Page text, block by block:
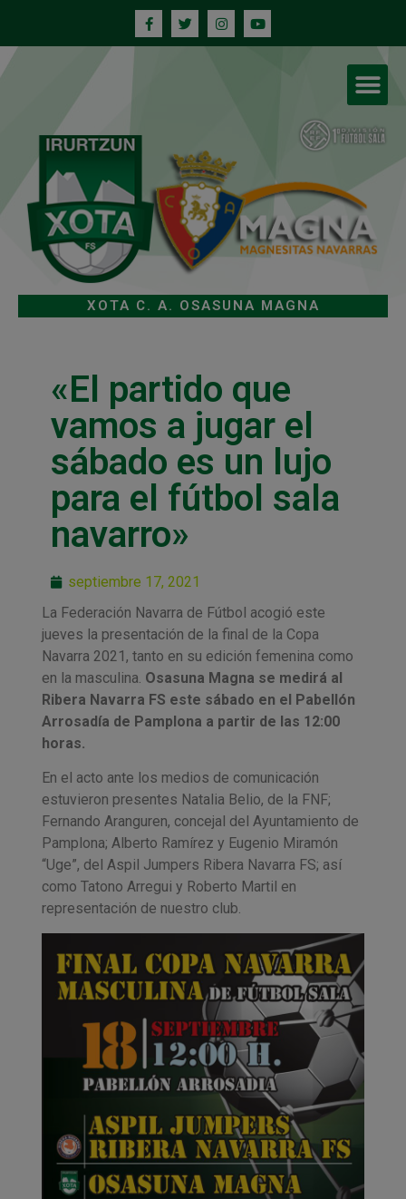
XOTA C. A. OSASUNA MAGNA
«El partido que
vamos a jugar el
sábado es un lujo
para el fútbol sala
navarro»
septiembre 17, 2021
La Federación Navarra de Fútbol acogió este
jueves la presentación de la final de la Copa
Navarra 2021, tanto en su edición femenina como
en la masculina. Osasuna Magna se medirá al
Ribera Navarra FS este sábado en el Pabellón
Arrosadía de Pamplona a partir de las 12:00
horas.
En el acto ante los medios de comunicación
estuvieron presentes Natalia Belio, de la FNF;
Fernando Aranguren, concejal del Ayuntamiento de
Pamplona; Alberto Ramírez y Eugenio Miramón
“Uge”, del Aspil Jumpers Ribera Navarra FS; así
como Tatono Arregui y Roberto Martil en
representación de nuestro club.